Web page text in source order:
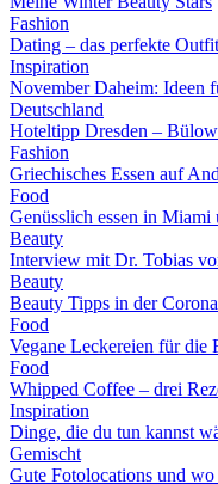
Fashion
Dating – das perfekte
Inspiration
November Daheim: Ideen
Deutschland
Hoteltipp Dresden –
Fashion
Griechisches Essen auf
Food
Genüsslich essen in
Beauty
Interview mit Dr. Tobias
Beauty
Beauty Tipps in der
Food
Vegane Leckereien für die
Food
Whipped Coffee – drei
Inspiration
Dinge, die du tun kannst
Gemischt
Gute Fotolocations und